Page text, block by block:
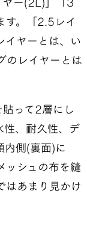
ヤー(2L)」「3
す。「2.5レイ
イヤーとは、い
のレイヤーとは
って2層にし
性、耐久性、デ
内側(裏面)に
ッシュの布を縫
はあまり見かけ